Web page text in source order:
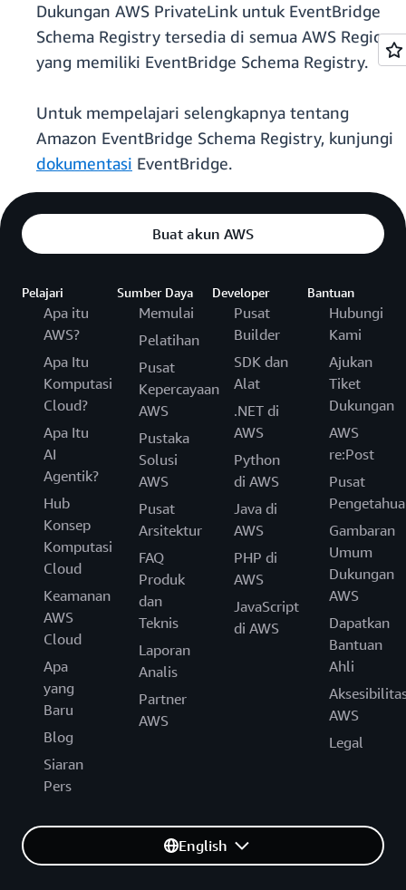
Dukungan AWS PrivateLink untuk EventBridge
Schema Registry tersedia di semua AWS Region
yang memiliki EventBridge Schema Registry.
Untuk mempelajari selengkapnya tentang
Amazon EventBridge Schema Registry, kunjungi
dokumentasi EventBridge.
Buat akun AWS
Pelajari
Apa itu
AWS?
Apa Itu
Komputasi
Cloud?
Apa Itu
AI
Agentik?
Hub
Konsep
Komputasi
Cloud
Keamanan
AWS
Cloud
Apa
yang
Baru
Blog
Siaran
Pers
Sumber Daya
Memulai
Pelatihan
Pusat
Kepercayaan
AWS
Pustaka
Solusi
AWS
Pusat
Arsitektur
FAQ
Produk
dan
Teknis
Laporan
Analis
Partner
AWS
Developer
Pusat
Builder
SDK dan
Alat
.NET di
AWS
Python
di AWS
Java di
AWS
PHP di
AWS
JavaScript
di AWS
Bantuan
Hubungi
Kami
Ajukan
Tiket
Dukungan
AWS
re:Post
Pusat
Gambaran
Umum
Dukungan
AWS
Dapatkan
Bantuan
Ahli
AWS
Legal
English